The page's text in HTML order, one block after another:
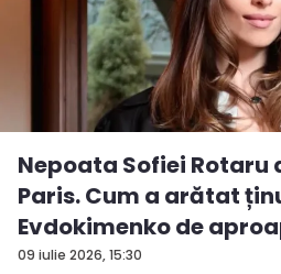
09 iulie 2026, 15:30
Nepoata Sofiei
Paris. Cum a arătat
Evdokimenko de
e...